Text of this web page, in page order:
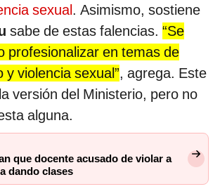
sexual. Asimismo, sostiene
sabe de estas falencias. “Se
profesionalizar en temas de
y violencia sexual”, agrega. Este
versión del Ministerio, pero no
alguna.
que docente acusado de violar a
dando clases